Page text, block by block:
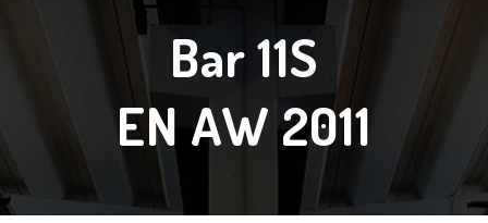
Bar 11S
EN AW 2011